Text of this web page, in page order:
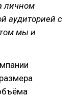
личном
аудиторией с
мы и